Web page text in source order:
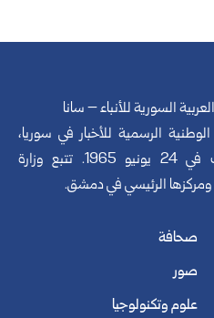
السورية للأنباء – سانا
الوطنية الرسمية للأخبار في سوريا،
تأسست في 24 يونيو 1965. تتبع وزارة
ومركزها الرئيسي في دمشق.
صحافة
صور
علوم وتكنولوجيا